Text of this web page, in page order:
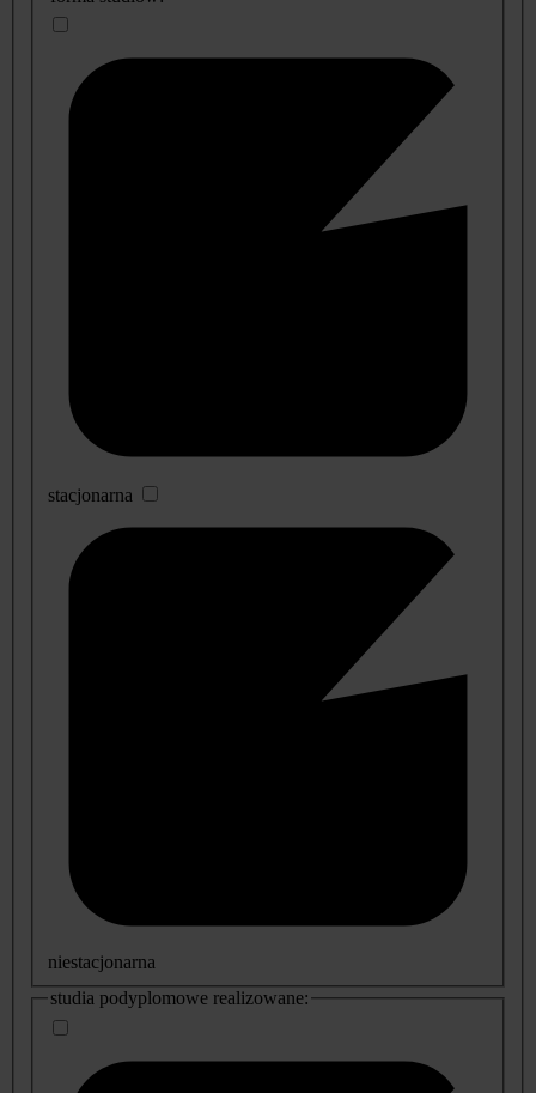
informacje
stacjonarna
niestacjonarna
studia podyplomowe realizowane: